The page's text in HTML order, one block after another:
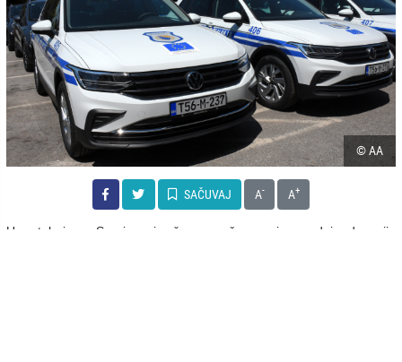
© AA
SAČUVAJ A- A+
U petak je u Sarajevu izvršena svečana primopredaja donacije